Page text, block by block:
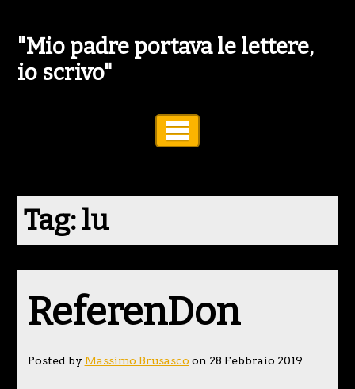
"Mio padre portava le lettere,
io scrivo"
Tag:lu
ReferenDon
Posted by Massimo Brusasco on 28 Febbraio 2019